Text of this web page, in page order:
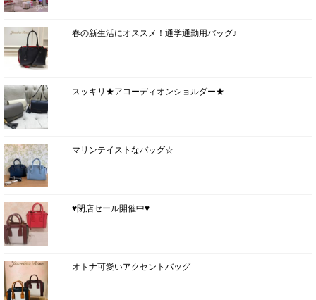
春の新生活にオススメ！通学通勤用バッグ♪
スッキリ★アコーディオンショルダー★
マリンテイストなバッグ☆
♥閉店セール開催中♥
オトナ可愛いアクセントバッグ